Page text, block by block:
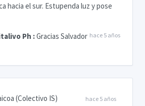
hacia el sur. Estupenda luz y pose
Ph : hace 5 años
Gracias Salvador
hace 5 años
(Colectivo IS)